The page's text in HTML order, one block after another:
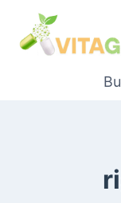
Contenido